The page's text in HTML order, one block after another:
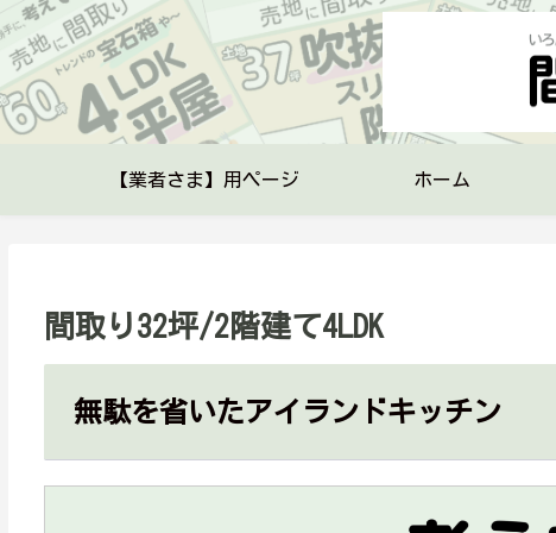
【業者さま】用ページ ホーム
間取り32坪/2階建て4LDK
無駄を省いたアイランドキッチン